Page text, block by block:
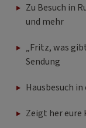
Zu Besuch in
und mehr
„Fritz, was
Sendung
Hausbesuch
Zeigt her eure